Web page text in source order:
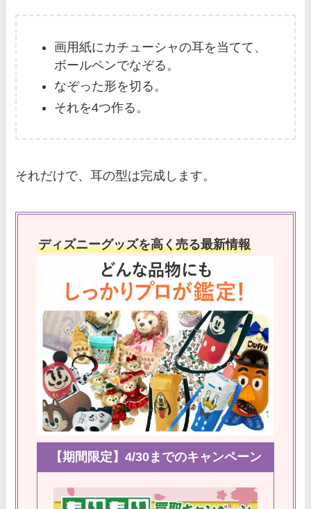
も解説！
セカンドストリートで買取不可は
持ち帰り？買取できないもの【衣
類・靴など】一覧
る？デメリットや注意点・失敗し
ディズニー周辺ホテルで安い学生
校生にもおすすめ
シェリーメイぬいぐるみのサイズ
と値段を比較♪ダッフィー＆フレ
ンズも一覧！
画用紙にカチューシャの耳を当てて、
ボールペンでなぞる。
なぞった形を切る。
それを4つ作る。
それだけで、耳の型は完成します。
ディズニーグッズを高く売る最新情報
【期間限定】4/30までのキャンペーン